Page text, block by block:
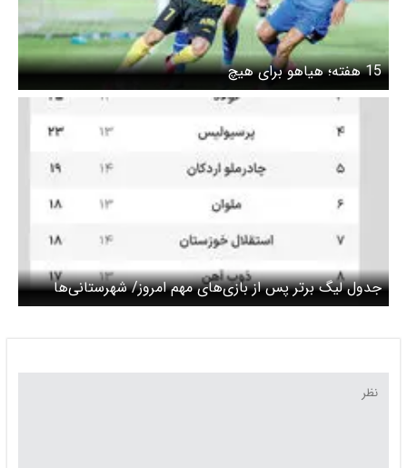
15 هفته؛ هیاهو برای هیچ
جدول لیگ برتر پس از بازی‌های مهم امروز/ شهرستانی‌ها
مدعی قهرمانی ماندند